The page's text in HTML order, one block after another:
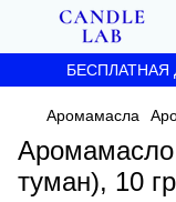
БЕСПЛАТНАЯ
Аромамасла
туман), 10